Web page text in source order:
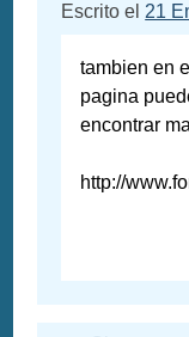
Escrito el 21
tambien en
pagina
encontrar
http://